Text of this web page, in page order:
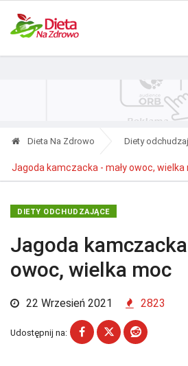
Dieta Na Zdrowo Diety
Jagoda kamczacka - mały owoc, wielka
DIETY ODCHUDZAJĄCE
Jagoda kamczacka
owoc, wielka moc
22 Wrzesień 2021 2823
Udostępnij na: